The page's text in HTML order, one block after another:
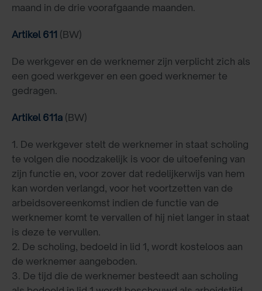
maand in de drie voorafgaande maanden.
Artikel 611 (BW)
De werkgever en de werknemer zijn verplicht zich als
een goed werkgever en een goed werknemer te
gedragen.
Artikel 611a (BW)
1. De werkgever stelt de werknemer in staat scholing
te volgen die noodzakelijk is voor de uitoefening van
zijn functie en, voor zover dat redelijkerwijs van hem
kan worden verlangd, voor het voortzetten van de
arbeidsovereenkomst indien de functie van de
werknemer komt te vervallen of hij niet langer in staat
is deze te vervullen.
2. De scholing, bedoeld in lid 1, wordt kosteloos aan
de werknemer aangeboden.
3. De tijd die de werknemer besteedt aan scholing